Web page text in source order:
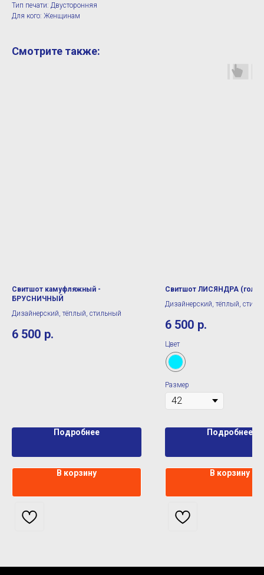
Тип печати: Двусторонняя
Для кого: Женщинам
Смотрите также:
Свитшот камуфляжный -
БРУСНИЧНЫЙ
Дизайнерский, тёплый, стильный
6 500 р.
Подробнее
В корзину
Свитшот ЛИСЯНДРА
Дизайнерский, тёплый,
6 500 р.
Цвет
Размер
Подробнее
В корзину